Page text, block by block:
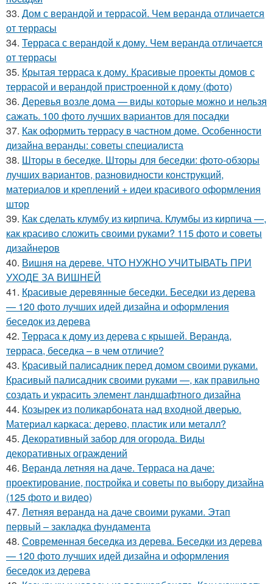
33. Дом с верандой и террасой. Чем веранда отличается
от террасы
34. Терраса с верандой к дому. Чем веранда отличается
от террасы
35. Крытая терраса к дому. Красивые проекты домов с
террасой и верандой пристроенной к дому (фото)
36. Деревья возле дома — виды которые можно и нельзя
сажать. 100 фото лучших вариантов для посадки
37. Как оформить террасу в частном доме. Особенности
дизайна веранды: советы специалиста
38. Шторы в беседке. Шторы для беседки: фото-обзоры
лучших вариантов, разновидности конструкций,
материалов и креплений + идеи красивого оформления
штор
39. Как сделать клумбу из кирпича. Клумбы из кирпича —,
как красиво сложить своими руками? 115 фото и советы
дизайнеров
40. Вишня на дереве. ЧТО НУЖНО УЧИТЫВАТЬ ПРИ
УХОДЕ ЗА ВИШНЕЙ
41. Красивые деревянные беседки. Беседки из дерева
— 120 фото лучших идей дизайна и оформления
беседок из дерева
42. Терраса к дому из дерева с крышей. Веранда,
терраса, беседка – в чем отличие?
43. Красивый палисадник перед домом своими руками.
Красивый палисадник своими руками —, как правильно
создать и украсить элемент ландшафтного дизайна
44. Козырек из поликарбоната над входной дверью.
Материал каркаса: дерево, пластик или металл?
45. Декоративный забор для огорода. Виды
декоративных ограждений
46. Веранда летняя на даче. Терраса на даче:
проектирование, постройка и советы по выбору дизайна
(125 фото и видео)
47. Летняя веранда на даче своими руками. Этап
первый – закладка фундамента
48. Современная беседка из дерева. Беседки из дерева
— 120 фото лучших идей дизайна и оформления
беседок из дерева